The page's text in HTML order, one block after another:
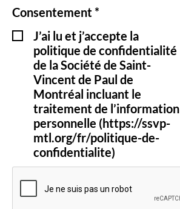
Consentement *
J’ai lu et j’accepte la
politique de confidentialité
de la Société de Saint-
Vincent de Paul de
Montréal incluant le
traitement de l’information
personnelle (https://ssvp-
mtl.org/fr/politique-de-
confidentialite)